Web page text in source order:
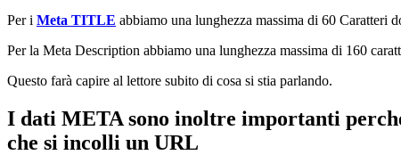
Per i Meta TITLE abbiamo una lunghezza massima di 60 Caratteri
Per la Meta Description abbiamo una lunghezza massima di 160
Questo farà capire al lettore subito di cosa si stia parlando.
I dati META sono inoltre importanti
che si incolli un URL